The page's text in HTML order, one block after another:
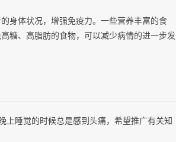
身体状况，增强免疫力。一些营养丰富的食
糖、高脂肪的食物，可以减少病情的进一步发
上睡觉的时候总是感到头痛，希望推广有关知